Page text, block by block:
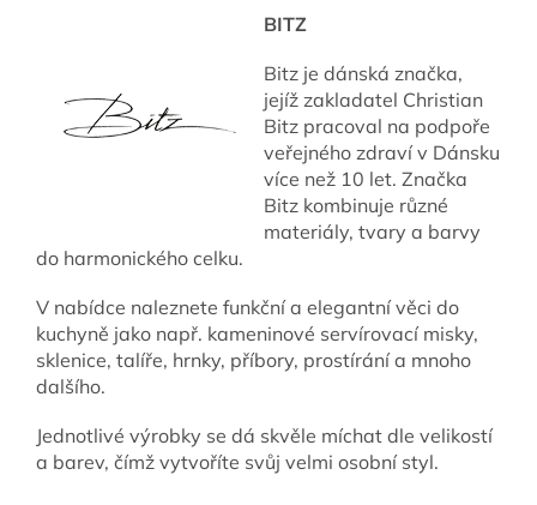
BITZ
Bitz je dánská značka,
jejíž zakladatel Christian
Bitz pracoval na podpoře
veřejného zdraví v Dánsku
více než 10 let. Značka
Bitz kombinuje různé
materiály, tvary a barvy
do harmonického celku.
V nabídce naleznete funkční a elegantní věci do
kuchyně jako např. kameninové servírovací misky,
sklenice, talíře, hrnky, příbory, prostírání a mnoho
dalšího.
Jednotlivé výrobky se dá skvěle míchat dle velikostí
a barev, čímž vytvoříte svůj velmi osobní styl.